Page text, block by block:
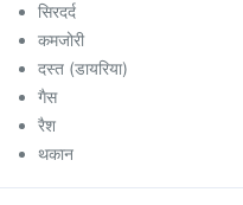
सिरदर्द
कमजोरी
दस्त (डायरिया)
गैस
रैश
थकान